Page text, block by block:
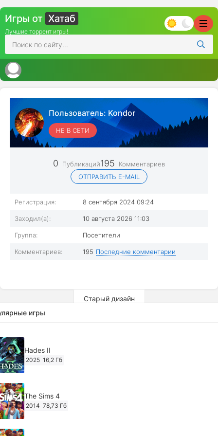
Игры от Хатаб
Лучшие торрент игры!
Пользователь: Kondor
НЕ В СЕТИ
0 Публикаций195
Комментариев
ОТПРАВИТЬ E-MAIL
Регистрация: 8 сентября 2024 09:24
Заходил(а): 10 августа 2026 11:03
Группа: Посетители
Комментариев: 195 Последние комментарии
Старый дизайн
игры
Hades II
2025 16,2 Гб
The Sims 4
2014 78,73 Гб